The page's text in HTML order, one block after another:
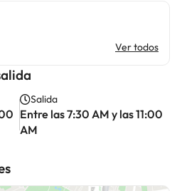
Ver todos
Salida
Entre las 7:30 AM y las 11:00
AM